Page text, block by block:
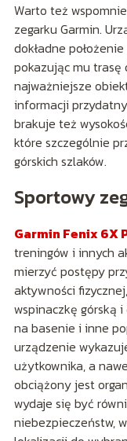
Warto też
zegarku Garmin.
dokładne
pokazując mu
najważniejsze
informacji
brakuje też
które szczególnie
górskich szlaków.
Sportowy
Garmin Fenix 6X
treningów i innych
mierzyć postępy
aktywności
wspinaczkę górską
na basenie i inne
urządzenie
użytkownika, a
obciążony jest
wydaje się być
niebezpieczeństw,